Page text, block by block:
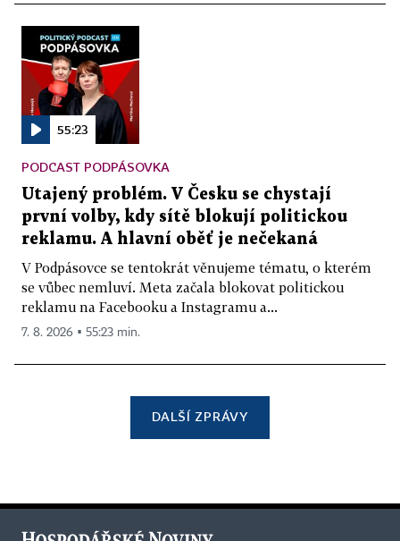
55:23
PODCAST PODPÁSOVKA
Utajený problém. V Česku se chystají
první volby, kdy sítě blokují politickou
reklamu. A hlavní oběť je nečekaná
V Podpásovce se tentokrát věnujeme tématu, o kterém
se vůbec nemluví. Meta začala blokovat politickou
reklamu na Facebooku a Instagramu a...
7. 8. 2026 ▪ 55:23 min.
DALŠÍ ZPRÁVY